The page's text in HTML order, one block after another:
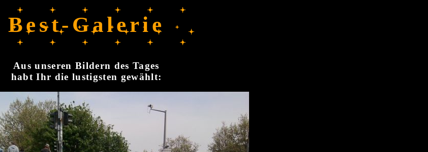
Best-Galerie
Aus unseren Bildern des Tages
habt Ihr die lustigsten gewählt: